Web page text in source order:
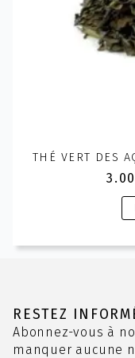
THÉ VERT DES
3.00
RESTEZ
Abonnez-vous à
manquer aucune